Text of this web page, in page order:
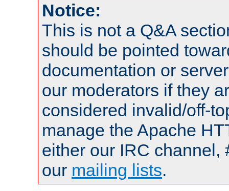
Notice:
This is not a Q&A
should be pointed
documentation or
our moderators if they
considered invalid/off-
manage the Apache
either our IRC channel,
our mailing lists.